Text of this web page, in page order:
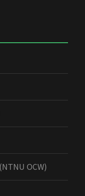
OCW)